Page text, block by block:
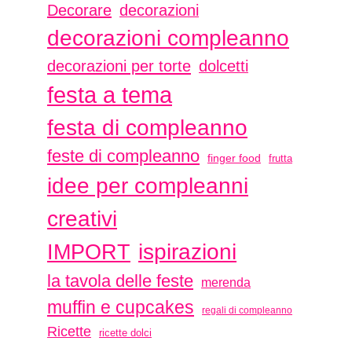
Decorare decorazioni
decorazioni compleanno
decorazioni per torte dolcetti
festa a tema
festa di compleanno
feste di compleanno finger food frutta
idee per compleanni
creativi
IMPORT ispirazioni
la tavola delle feste merenda
muffin e cupcakes regali di compleanno
Ricette ricette dolci